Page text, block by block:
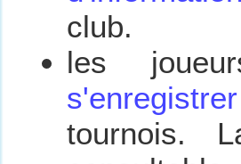
club.
les
s'enregistrer
tournois.